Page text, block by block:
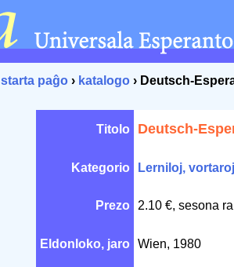
starta paĝo › katalogo › Deutsch-
Titolo Deutsch-
Kategorio Lerniloj, vortaroj
Prezo 2.10 €, sesona
Eldonloko, jaro Wien, 1980